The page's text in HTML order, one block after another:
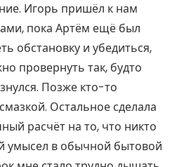
Игорь пришёл к нам
пока Артём ещё был
обстановку и убедиться,
провернуть так, будто
Позже кто-то
Остальное сделала
расчёт на то, что никто
умысел в обычной бытовой